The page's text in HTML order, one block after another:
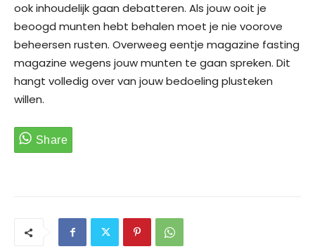
ook inhoudelijk gaan debatteren. Als jouw ooit je
beoogd munten hebt behalen moet je nie voorove
beheersen rusten. Overweeg eentje magazine fasting
magazine wegens jouw munten te gaan spreken. Dit
hangt volledig over van jouw bedoeling plusteken
willen.